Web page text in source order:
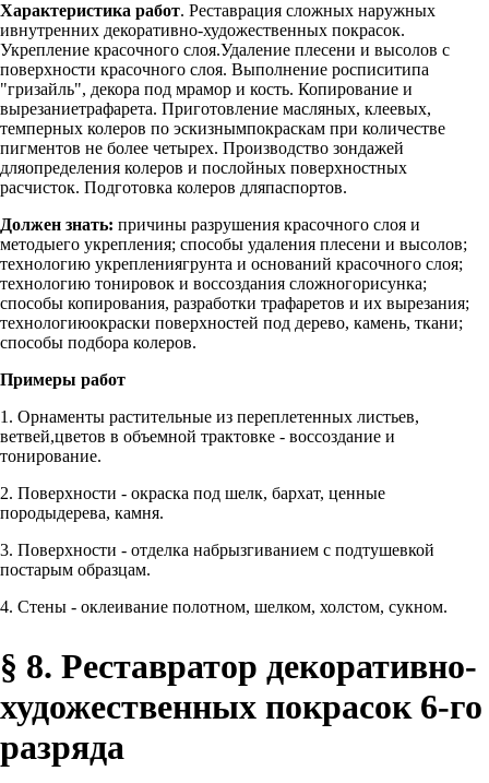
Характеристика работ. Реставрация сложных наружных
ивнутренних декоративно-художественных покрасок.
Укрепление красочного слоя.Удаление плесени и высолов с
поверхности красочного слоя. Выполнение росписитипа
"гризайль", декора под мрамор и кость. Копирование и
вырезаниетрафарета. Приготовление масляных, клеевых,
темперных колеров по эскизнымпокраскам при количестве
пигментов не более четырех. Производство зондажей
дляопределения колеров и послойных поверхностных
расчисток. Подготовка колеров дляпаспортов.
Должен знать: причины разрушения красочного слоя и
методыего укрепления; способы удаления плесени и высолов;
технологию укреплениягрунта и оснований красочного слоя;
технологию тонировок и воссоздания сложногорисунка;
способы копирования, разработки трафаретов и их вырезания;
технологиюокраски поверхностей под дерево, камень, ткани;
способы подбора колеров.
Примеры работ
1. Орнаменты растительные из переплетенных листьев,
ветвей,цветов в объемной трактовке - воссоздание и
тонирование.
2. Поверхности - окраска под шелк, бархат, ценные
породыдерева, камня.
3. Поверхности - отделка набрызгиванием с подтушевкой
постарым образцам.
4. Стены - оклеивание полотном, шелком, холстом, сукном.
§ 8. Реставратор декоративно-
художественных покрасок 6-го
разряда